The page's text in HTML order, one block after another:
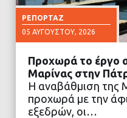
ΡΕΠΟΡΤΆΖ
05 ΑΥΓΟΎΣΤΟΥ, 2026
Προχωρά το έργο
Μαρίνας στην
Η αναβάθμιση της
προχωρά με την
εξεδρών, οι…